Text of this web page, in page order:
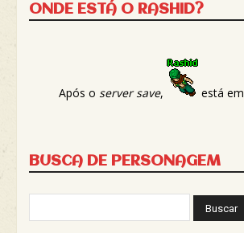
ONDE ESTÁ O RASHID?
Após o server save, está em
BUSCA DE PERSONAGEM